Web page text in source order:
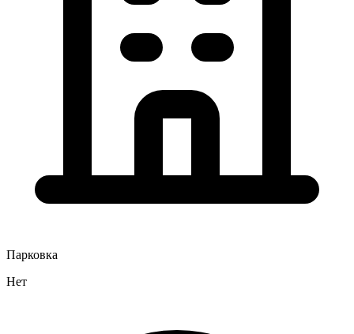
Парковка
Нет